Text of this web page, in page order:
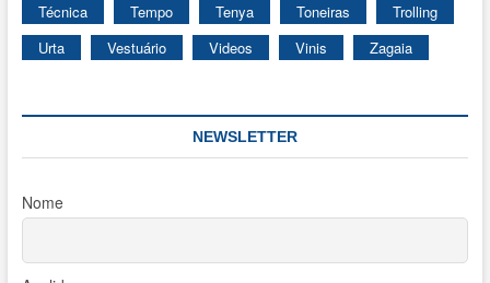
Técnica
Tempo Tenya Toneiras
Trolling
Urta
Vestuário Videos Vinis Zagaia
NEWSLETTER
Nome